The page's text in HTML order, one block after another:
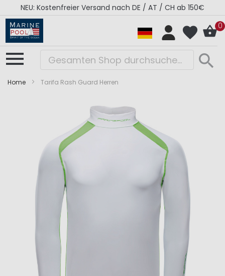
NEU: Kostenfreier Versand nach DE / AT / CH ab 150€
0
Home Tarifa Rash Guard Herren
Bildergalerie
springen
Bildergalerie
springen